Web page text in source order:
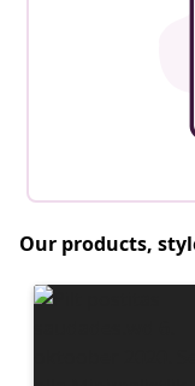
Our products,